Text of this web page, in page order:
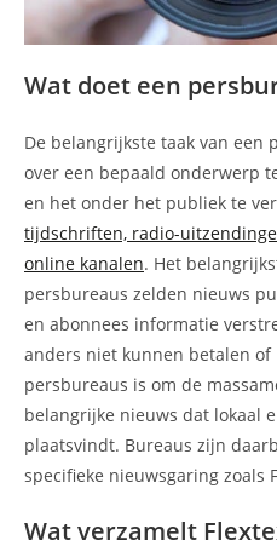
Wat doet een
De belangrijkste taak van een
over een bepaald onderwerp
en het onder het publiek te
tijdschriften, radio-
online kanalen. Het
persbureaus zelden nieuws
en abonnees informatie
anders niet kunnen betalen of
persbureaus is om de
belangrijke nieuws dat lokaal
plaatsvindt. Bureaus zijn
specifieke nieuwsgaring zoals
Wat verzamelt